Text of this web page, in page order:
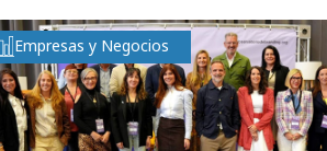
Empresas y Negocios